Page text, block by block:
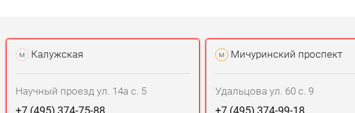
м Калужская
Научный проезд ул. 14а с. 5
+7 (495) 374-75-88
м Мичуринский проспект
Удальцова ул. 60 с. 9
+7 (495) 374-99-18